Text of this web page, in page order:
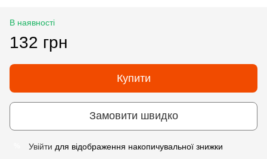
В наявності
132 грн
Купити
Замовити швидко
Увійти для відображення накопичувальної знижки